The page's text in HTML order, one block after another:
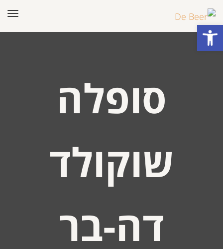
פתח סרגל נגישות
סופלה
שוקולד
דה-בר